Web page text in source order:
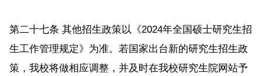
第二十七条 其他招生政策以《2024年全国硕士研究生招
生工作管理规定》为准。若国家出台新的研究生招生政
策，我校将做相应调整，并及时在我校研究生院网站予